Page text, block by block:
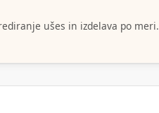
ušes in izdelava po meri.